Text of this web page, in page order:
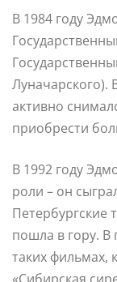
В 1984 году
Луначарского).
активно
приобрести
В 1992 году
роли – он
Петербургские
пошла в гору. В
таких фильмах,